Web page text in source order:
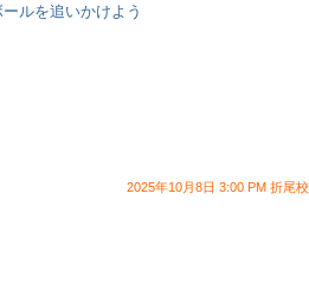
ルを追いかけよう
2025年10月8日 3:00 PM 折尾校